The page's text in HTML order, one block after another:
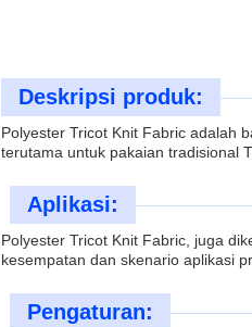
Deskripsi produk:
Polyester Tricot Knit Fabric adalah
terutama untuk pakaian tradisional
Aplikasi:
Polyester Tricot Knit Fabric, juga
kesempatan dan skenario aplikasi
Pengaturan: